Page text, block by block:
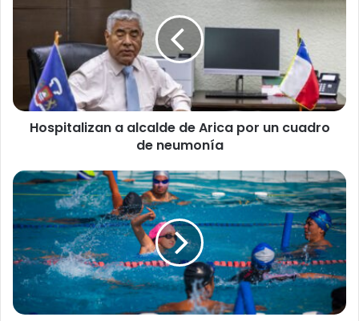
s
i
a
a
l
c
l
d
Hospitalizan a alcalde de Arica por un cuadro
de neumonía
C
a
s
i
m
i
i